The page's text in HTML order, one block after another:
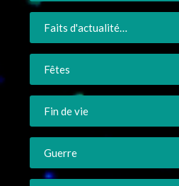
Faits d'actualité…
Fêtes
Fin de vie
Guerre